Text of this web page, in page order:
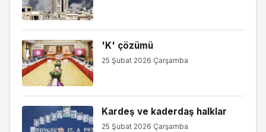
'K' çözümü
25 Şubat 2026 Çarşamba
Kardeş ve kaderdaş halklar
25 Şubat 2026 Çarşamba